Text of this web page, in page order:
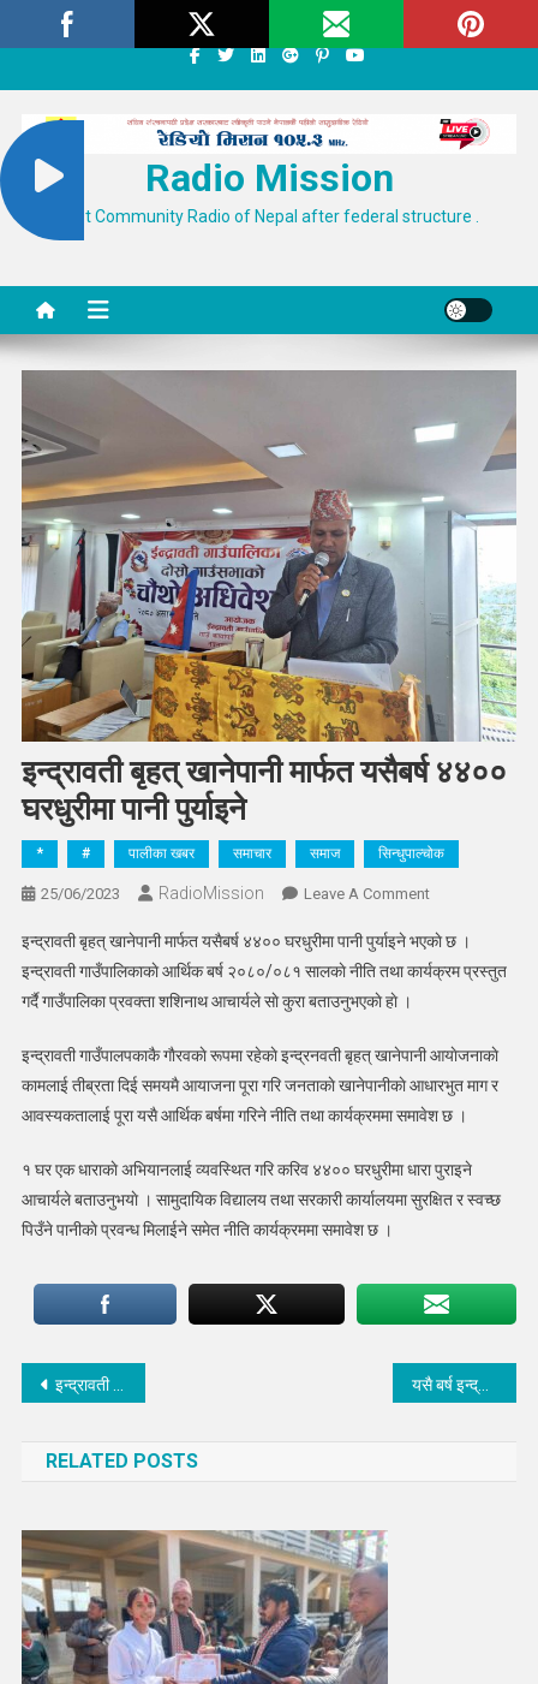
Saturday, August 08, 2026 About
Radio Mission
First Community Radio of Nepal after federal structure .
इन्द्रावती बृहत् खानेपानी मार्फत यसैबर्ष ४४००
घरधुरीमा पानी पुर्याइने
* # पालीका खबर समाचार समाज सिन्धुपाल्चोक
25/06/2023 RadioMission Leave A CommentOn
बृहत्
खानेपानी
४४००
घरधुरीमा
पानी
इन्द्रावती बृहत् खानेपानी मार्फत यसैबर्ष ४४०० घरधुरीमा पानी पुर्याइने भएकाे छ ।
इन्द्रावती गाउँपालिकाकाे आर्थिक बर्ष २०८०/०८१ सालकाे नीति तथा कार्यक्रम प्रस्तुत
गर्दै गाउँपालिका प्रवक्ता शशिनाथ आचार्यले साे कुरा बताउनुभएकाे हाे ।
इन्द्रावती गाउँपालपकाकै गाैरवकाे रूपमा रहेकाे इन्द्रनवती बृहत् खानेपानी आयाेजनाकाे
कामलाई तीब्रता दिई समयमै आयाजना पूरा गरि जनताकाे खानेपानीकाे आधारभुत माग र
आवस्यकतालाई पूरा यसै आर्थिक बर्षमा गरिने नीति तथा कार्यक्रममा समावेश छ ।
१ घर एक धाराकाे अभियानलाई व्यवस्थित गरि करिव ४४०० घरधुरीमा धारा पुराइने
आचार्यले बताउनुभयाे । सामुदायिक विद्यालय तथा सरकारी कार्यालयमा सुरक्षित र स्वच्छ
पिउँने पानीकाे प्रवन्ध मिलाईने समेत नीति कार्यक्रममा समावेश छ ।
Post
इन्द्रावती गाउँपालिकालाई २०८० भित्रमा बालमैत्री पालिका बनाइने यसै बर्ष इन्द्रावती गाउँपालिकामा ३० किमि सडक कालाेपत्रे गरिने
RELATED POSTS